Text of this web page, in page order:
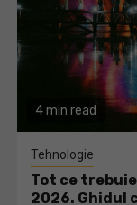
4 min read
Tehnologie
Tot ce
2026. Ghidul